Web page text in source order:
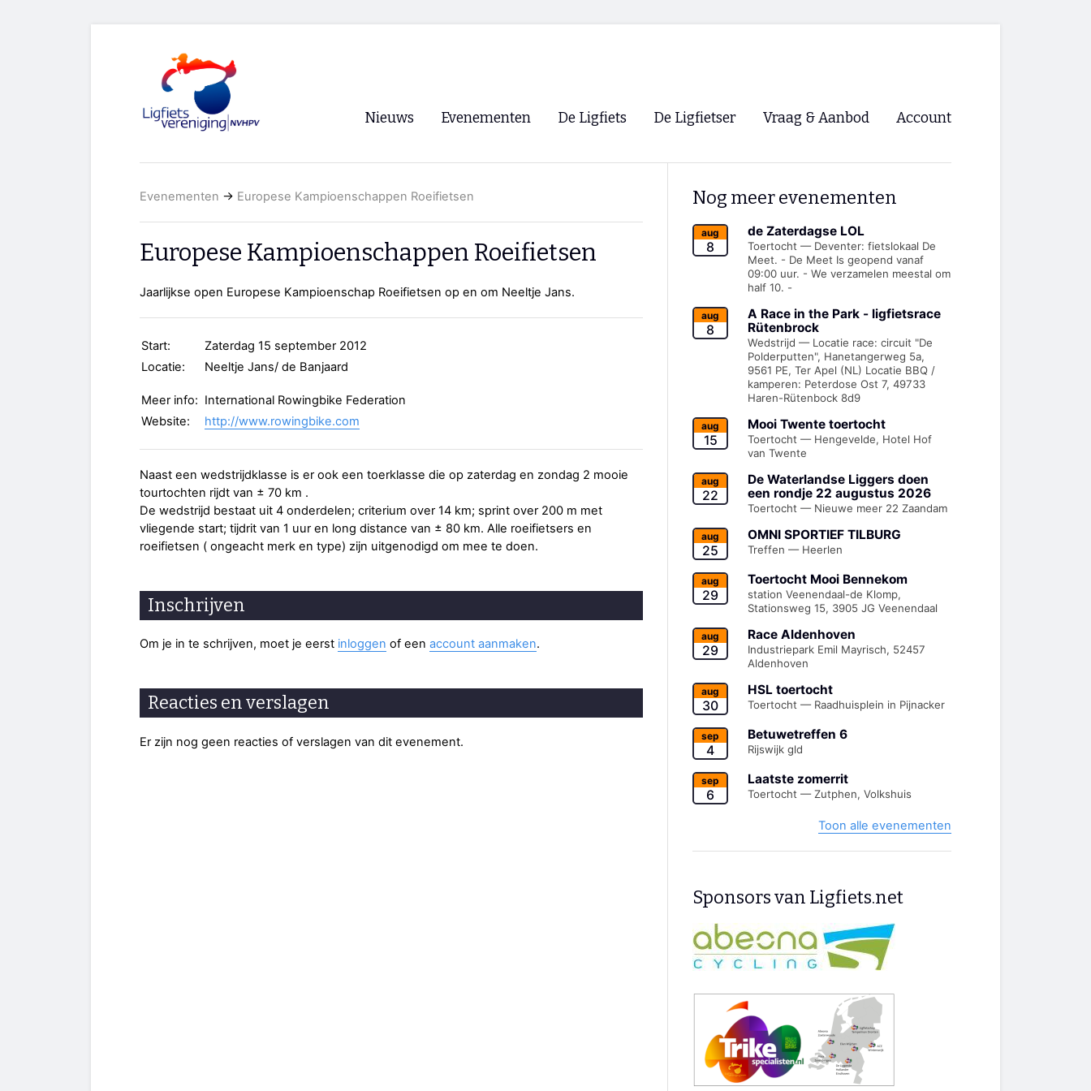
Nieuws
RSS
Evenementen
WK Ligfietsen 2026
De Ligfiets De Ligfietser
Ligfietsvereninging NVHPV
Lokale Fietsverenigingen
EHPVA & EuSupino 🡺
Forum ligfietsers.nl 🡺
Vraag & Aanbod Account
Registreren
Evenementen → Europese Kampioenschappen Roeifietsen
Europese Kampioenschappen Roeifietsen
Jaarlijkse open Europese Kampioenschap Roeifietsen op en om Neeltje Jans.
Start:
Zaterdag 15 september 2012
Locatie:
Neeltje Jans/ de Banjaard
Meer info: International Rowingbike Federation
Website:
http://www.rowingbike.com
Naast een wedstrijdklasse is er ook een toerklasse die op zaterdag en zondag 2 mooie
tourtochten rijdt van ± 70 km .
De wedstrijd bestaat uit 4 onderdelen; criterium over 14 km; sprint over 200 m met
vliegende start; tijdrit van 1 uur en long distance van ± 80 km. Alle roeifietsers en
roeifietsen ( ongeacht merk en type) zijn uitgenodigd om mee te doen.
Inschrijven
Om je in te schrijven, moet je eerst inloggen of een account aanmaken.
Reacties en verslagen
Er zijn nog geen reacties of verslagen van dit evenement.
Nog meer evenementen
aug
8
de Zaterdagse LOL
Toertocht — Deventer: fietslokaal De
Meet. - De Meet Is geopend vanaf
09:00 uur. - We verzamelen meestal om
half 10. -
aug
8
A Race in the Park - ligfietsrace
Rütenbrock
Wedstrijd — Locatie race: circuit "De
Polderputten", Hanetangerweg 5a,
9561 PE, Ter Apel (NL) Locatie BBQ /
kamperen: Peterdose Ost 7, 49733
Haren-Rütenbock 8d9
aug
15
Mooi Twente toertocht
Toertocht — Hengevelde, Hotel Hof
van Twente
aug
22
De Waterlandse Liggers doen
een rondje 22 augustus 2026
Toertocht — Nieuwe meer 22 Zaandam
aug
25
OMNI SPORTIEF TILBURG
Treffen — Heerlen
aug
29
Toertocht Mooi Bennekom
station Veenendaal-de Klomp,
Stationsweg 15, 3905 JG Veenendaal
aug
29
Race Aldenhoven
Industriepark Emil Mayrisch, 52457
Aldenhoven
aug
30
HSL toertocht
Toertocht — Raadhuisplein in Pijnacker
sep
4
Betuwetreffen 6
Rijswijk gld
sep
6
Laatste zomerrit
Toertocht — Zutphen, Volkshuis
Toon alle evenementen
Sponsors van Ligfiets.net